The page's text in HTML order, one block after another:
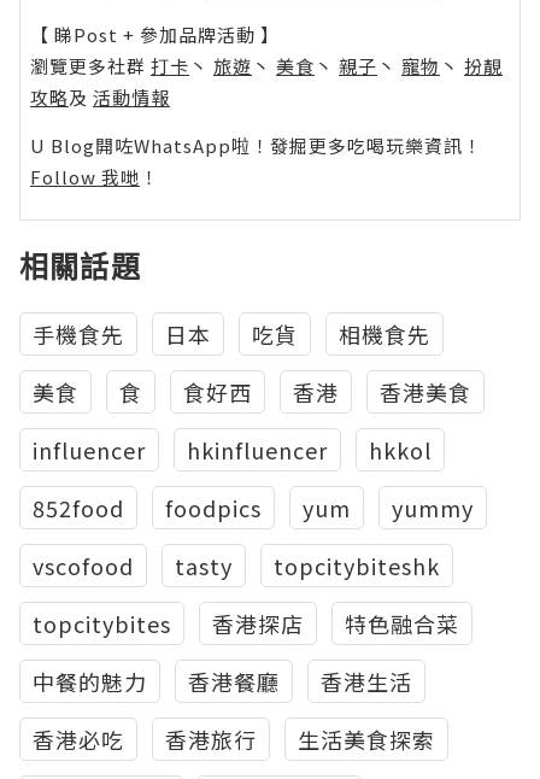
【 睇Post + 參加品牌活動 】
瀏覽更多社群 打卡 丶 旅遊 丶 美食 丶 親子 丶 寵物 丶 扮靚
攻略及 活動情報
U Blog開咗WhatsApp啦！發掘更多吃喝玩樂資訊！
Follow 我哋 ！
相關話題
手機食先 日本 吃貨
相機食先
美食
食 食好西 香港
香港美食
influencer
hkinfluencer
hkkol
852food
foodpics yum
yummy
vscofood
tasty
topcitybiteshk
topcitybites
香港探店
特色融合菜
中餐的魅力
香港餐廳
香港生活
香港必吃
香港旅行
生活美食探索